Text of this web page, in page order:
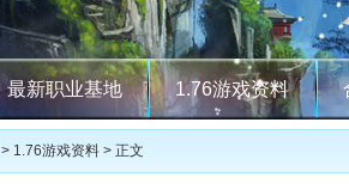
最新职业基地 1.76游戏资料
> 1.76游戏资料 > 正文